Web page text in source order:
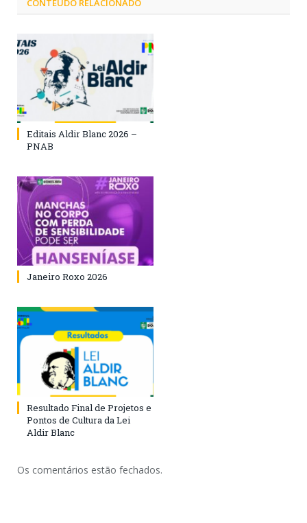
CONTEÚDO RELACIONADO
Editais Aldir Blanc 2026 –
PNAB
Janeiro Roxo 2026
Resultado Final de Projetos e
Pontos de Cultura da Lei
Aldir Blanc
Os comentários estão fechados.